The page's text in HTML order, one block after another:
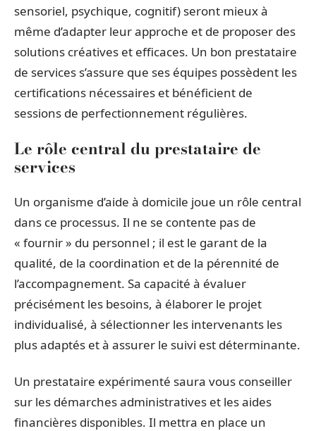
sensoriel, psychique, cognitif) seront mieux à
même d’adapter leur approche et de proposer des
solutions créatives et efficaces. Un bon prestataire
de services s’assure que ses équipes possèdent les
certifications nécessaires et bénéficient de
sessions de perfectionnement régulières.
Le rôle central du prestataire de
services
Un organisme d’aide à domicile joue un rôle central
dans ce processus. Il ne se contente pas de
« fournir » du personnel ; il est le garant de la
qualité, de la coordination et de la pérennité de
l’accompagnement. Sa capacité à évaluer
précisément les besoins, à élaborer le projet
individualisé, à sélectionner les intervenants les
plus adaptés et à assurer le suivi est déterminante.
Un prestataire expérimenté saura vous conseiller
sur les démarches administratives et les aides
financières disponibles. Il mettra en place un